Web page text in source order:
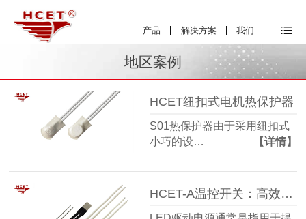
产品 解决方案 我们
地区案例
HCET纽扣式电机热保护器
S01热保护器由于采用纽扣式
小巧的设…
【详情】
HCET-A温控开关：高效可靠的驱动电源温度控制解决方案